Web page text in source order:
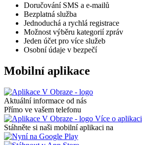
Doručování SMS a e-mailů
Bezplatná služba
Jednoduchá a rychlá registrace
Možnost výběru kategorií zpráv
Jeden účet pro více služeb
Osobní údaje v bezpečí
Mobilní aplikace
Aktuální informace od nás
Přímo ve vašem telefonu
Více o aplikaci
Stáhněte si naši mobilní aplikaci na